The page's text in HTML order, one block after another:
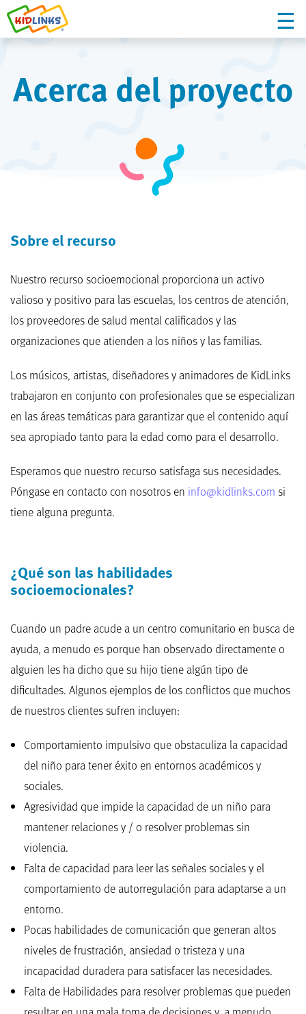
Acerca del proyecto
Sobre el recurso
Nuestro recurso socioemocional proporciona un activo
valioso y positivo para las escuelas, los centros de atención,
los proveedores de salud mental calificados y las
organizaciones que atienden a los niños y las familias.
Los músicos, artistas, diseñadores y animadores de KidLinks
trabajaron en conjunto con profesionales que se especializan
en las áreas temáticas para garantizar que el contenido aquí
sea apropiado tanto para la edad como para el desarrollo.
Esperamos que nuestro recurso satisfaga sus necesidades.
Póngase en contacto con nosotros en info@kidlinks.com si
tiene alguna pregunta.
¿Qué son las habilidades
socioemocionales?
Cuando un padre acude a un centro comunitario en busca de
ayuda, a menudo es porque han observado directamente o
alguien les ha dicho que su hijo tiene algún tipo de
dificultades. Algunos ejemplos de los conflictos que muchos
de nuestros clientes sufren incluyen:
Comportamiento impulsivo que obstaculiza la capacidad
del niño para tener éxito en entornos académicos y
sociales.
Agresividad que impide la capacidad de un niño para
mantener relaciones y / o resolver problemas sin
violencia.
Falta de capacidad para leer las señales sociales y el
comportamiento de autorregulación para adaptarse a un
entorno.
Pocas habilidades de comunicación que generan altos
niveles de frustración, ansiedad o tristeza y una
incapacidad duradera para satisfacer las necesidades.
Falta de Habilidades para resolver problemas que pueden